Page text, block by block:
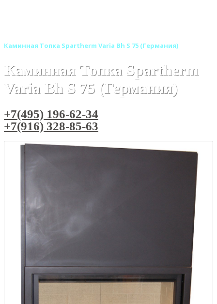
Каминная Топка Spartherm Varia Bh S 75 (Германия)
Каминная Топка Spartherm
Varia Bh S 75 (Германия)
+7(495) 196-62-34
+7(916) 328-85-63